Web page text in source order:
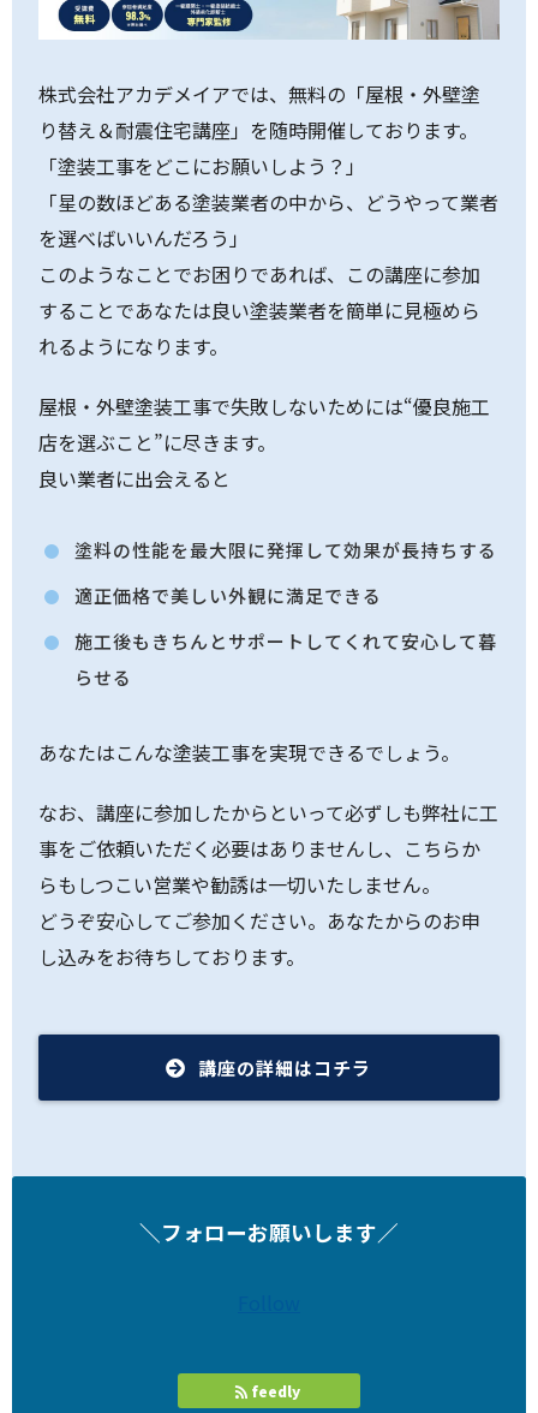
株式会社アカデメイアでは、無料の「屋根・外壁塗
り替え＆耐震住宅講座」を随時開催しております。
「塗装工事をどこにお願いしよう？」
「星の数ほどある塗装業者の中から、どうやって業者
を選べばいいんだろう」
このようなことでお困りであれば、この講座に参加
することであなたは良い塗装業者を簡単に見極めら
れるようになります。
屋根・外壁塗装工事で失敗しないためには“優良施工
店を選ぶこと”に尽きます。
良い業者に出会えると
塗料の性能を最大限に発揮して効果が長持ちする
適正価格で美しい外観に満足できる
施工後もきちんとサポートしてくれて安心して暮
らせる
あなたはこんな塗装工事を実現できるでしょう。
なお、講座に参加したからといって必ずしも弊社に工
事をご依頼いただく必要はありませんし、こちらか
らもしつこい営業や勧誘は一切いたしません。
どうぞ安心してご参加ください。あなたからのお申
し込みをお待ちしております。
講座の詳細はコチラ
＼フォローお願いします／
feedly